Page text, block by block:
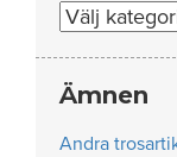
Nummer
Ämnen
Andra